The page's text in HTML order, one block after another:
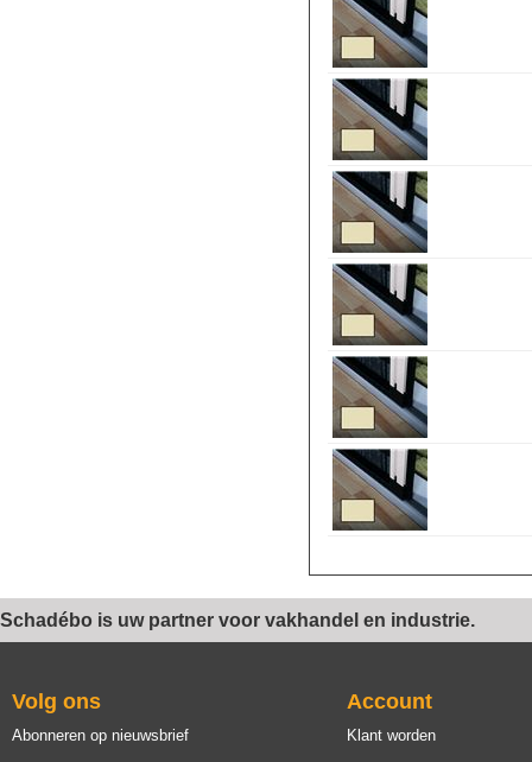
Schadébo is uw partner voor vakhandel en industrie.
Volg ons
Abonneren op nieuwsbrief
Account
Klant worden